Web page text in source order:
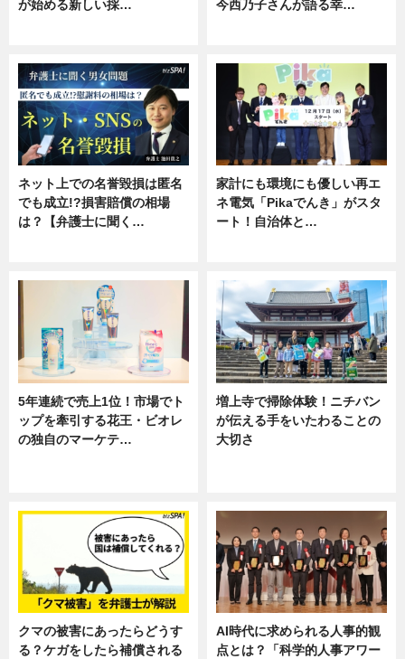
が始める新しい採… 今西乃子さんが語る幸…
ネット上での名誉毀損は匿名
でも成立!?損害賠償の相場
は？【弁護士に聞く…
家計にも環境にも優しい再エ
ネ電気「Pikaでんき」がスタ
ート！自治体と…
5年連続で売上1位！市場でト
ップを牽引する花王・ビオレ
の独自のマーケテ…
増上寺で掃除体験！ニチバン
が伝える手をいたわることの
大切さ
クマの被害にあったらどうす
る？ケガをしたら補償される
AI時代に求められる人事的観
点とは？「科学的人事アワー